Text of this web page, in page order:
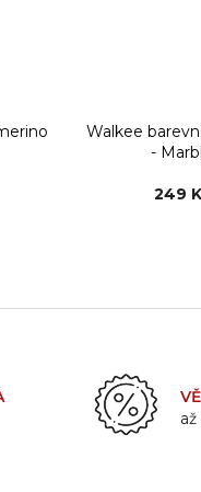
Walkee
-
249